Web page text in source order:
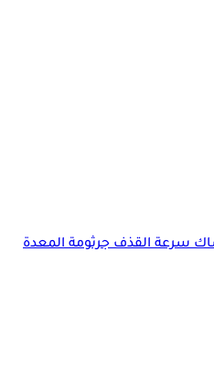
سرعة القذفجرثومة المعدة